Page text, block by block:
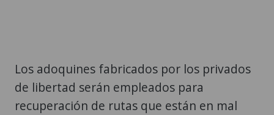
Los adoquines fabricados por los privados
de libertad serán empleados para
recuperación de rutas que están en mal